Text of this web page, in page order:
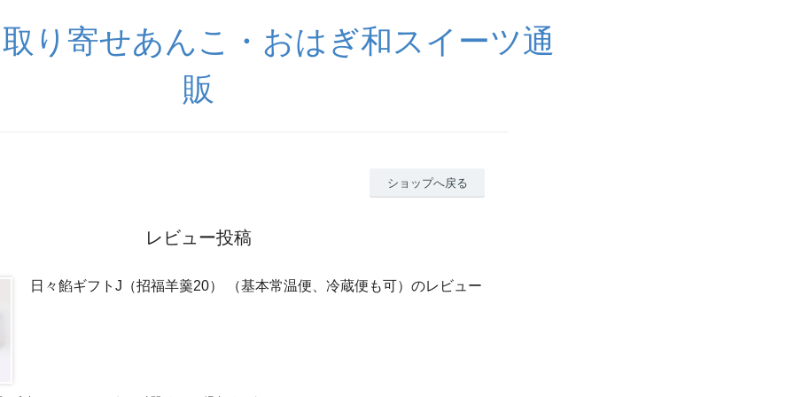
り寄せあんこ・おはぎ和スイーツ通
販
ショップへ戻る
レビュー投稿
日々餡ギフトJ（招福羊羹20） （基本常温便、冷蔵便も可）のレビュー